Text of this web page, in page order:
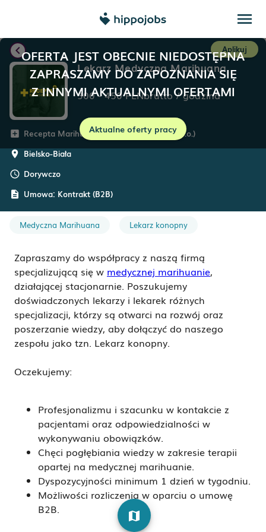
menu
OFERTA JEST OBECNIE NIEDOSTĘPNA
ZAPRASZAMY DO ZAPOZNANIA SIĘ
Z INNYMI AKTUALNYMI OFERTAMI
Aktualne oferty pracy
chevron_left Aplikuj
Lekarz Medyczna Marihuana
300-450PLNbrutto/godzina
add_box Recepta Marihuana (Medica Online Sp. z o.o.)
room Bielsko-Biała
schedule Dorywczo
description Umowa: Kontrakt (B2B)
Medyczna Marihuana Lekarz konopny
Zapraszamy do współpracy z naszą firmą
specjalizującą się w medycznej marihuanie,
działającej stacjonarnie. Poszukujemy
doświadczonych lekarzy i lekarek różnych
specjalizacji, którzy są otwarci na rozwój oraz
poszerzanie wiedzy, aby dołączyć do naszego
zespołu jako tzn. Lekarz konopny.
Oczekujemy:
Profesjonalizmu i szacunku w kontakcie z
pacjentami oraz odpowiedzialności w
wykonywaniu obowiązków.
Chęci pogłębiania wiedzy w zakresie terapii
opartej na medycznej marihuanie.
Dyspozycyjności minimum 1 dzień w tygodniu.
Możliwości rozliczenia w oparciu o umowę
B2B.
map